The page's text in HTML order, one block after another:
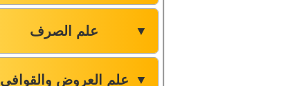
علم الصرف ▼
علم العروض والقوافی ▼